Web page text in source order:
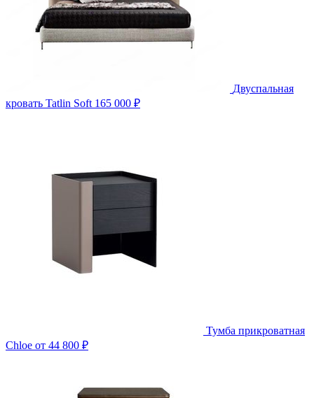
Двуспальная
кровать Tatlin Soft 165 000 ₽
Тумба прикроватная
Chloe от 44 800 ₽